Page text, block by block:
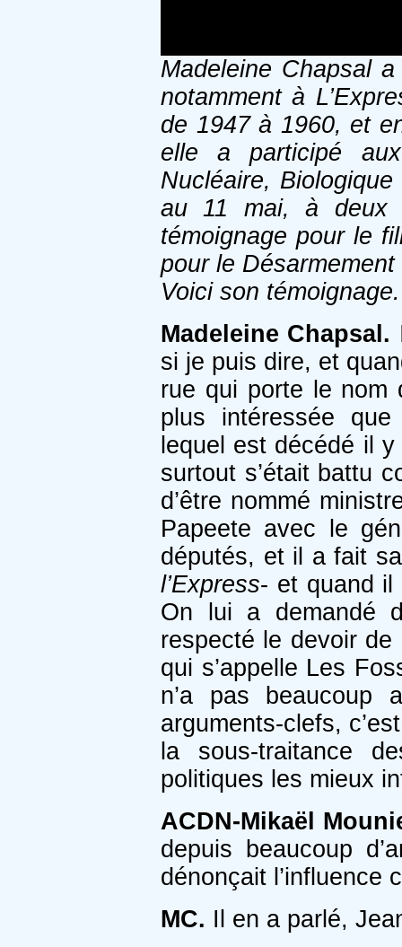
Madeleine Chapsal
notamment à
de 1947 à 1960, et
elle a participé
Nucléaire,
au 11 mai, à deux
témoignage pour le
pour le
Voici son témoignage.
Madeleine Chapsal.
si je puis dire, et
rue qui porte le nom
plus intéressée que
lequel est décédé il
surtout s’était battu
d’être nommé
Papeete avec le
députés, et il a fait
l’Express- et quand
On lui a demandé
respecté le devoir
qui s’appelle Les
n’a pas beaucoup
arguments-clefs,
la sous-traitance
politiques les mieux
ACDN-Mikaël
depuis beaucoup
dénonçait l’influence
MC. Il en a parlé,